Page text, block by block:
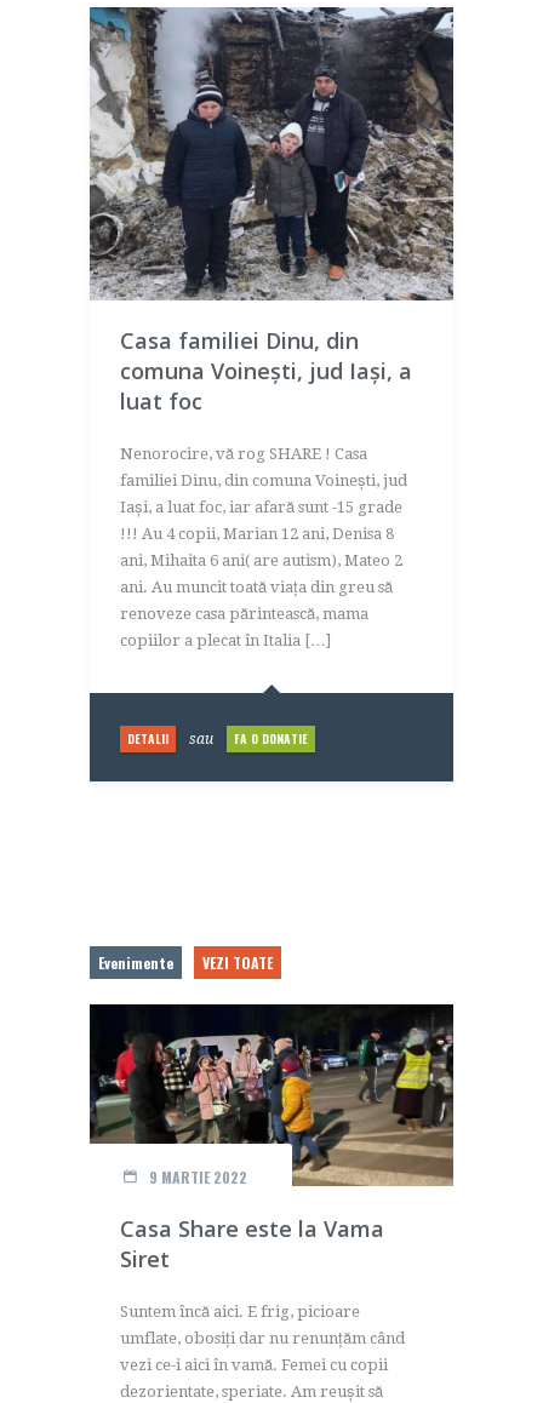
Casa familiei Dinu, din
comuna Voinești, jud Iași, a
luat foc
Nenorocire, vă rog SHARE ! Casa
familiei Dinu, din comuna Voinești, jud
Iași, a luat foc, iar afară sunt -15 grade
!!! Au 4 copii, Marian 12 ani, Denisa 8
ani, Mihaita 6 ani( are autism), Mateo 2
ani. Au muncit toată viața din greu să
renoveze casa părintească, mama
copiilor a plecat în Italia […]
DETALII sau FA O DONATIE
Evenimente VEZI TOATE
9 MARTIE 2022
Casa Share este la Vama
Siret
Suntem încă aici. E frig, picioare
umflate, obosiți dar nu renunțăm când
vezi ce-i aici în vamă. Femei cu copii
dezorientate, speriate. Am reușit să